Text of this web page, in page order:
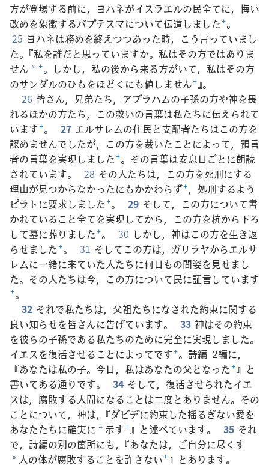
方が登場する前に，ヨハネがイスラエルの民全てに，悔い
改めを象徴するバプテスマについて伝道しました+。
25 ヨハネは務めを終えつつあった時，こう言っていまし
た。『私を誰だと思っていますか。私はその方ではありま
せん * +。しかし，私の後から来る方がいて，私はその方
のサンダルのひもをほどくにも値しません+』。
26 皆さん，兄弟たち，アブラハムの子孫の方や神を畏
れるほかの方たち，この救いの言葉は私たちに伝えられて
います+。 27 エルサレムの住民と支配者たちはこの方を
認めませんでしたが，この方を裁いたことによって，預言
者の言葉を実現しました+。その言葉は安息日ごとに朗読
されています。
28 その人たちは，この方を死刑にする
理由が見つからなかったにもかかわらず+，処刑するよう
ピラトに要求しました+。 29 そして，この方について書
かれていること全てを実現してから，この方を杭から下ろ
して墓に葬りました+。 30 しかし，神はこの方を生き返
らせました+。 31 そしてこの方は，ガリラヤからエルサ
レムに一緒に来ていた人たちに何日もの間姿を見せまし
た。その人たちは今，この方について民に証言しています
+。
32 それで私たちは，父祖たちになされた約束に関する
良い知らせを皆さんに告げています。
33 神はその約束
を彼らの子孫である私たちのために完全に実現しました。
イエスを復活させることによってです+。詩編 2編に，
『あなたは私の子。今日，私はあなたの父となった+』と
書いてある通りです。
34 そして，復活させられたイエ
スは，腐敗する人間になることは二度とありません。その
ことについて，神は，『ダビデに約束した揺るぎない愛を
あなたたちに確実に * 示す+』と述べています。 35 それ
で，詩編の別の箇所にも，『あなたは，ご自分に尽くす
* 人の体が腐敗することを許さない+』とあります。